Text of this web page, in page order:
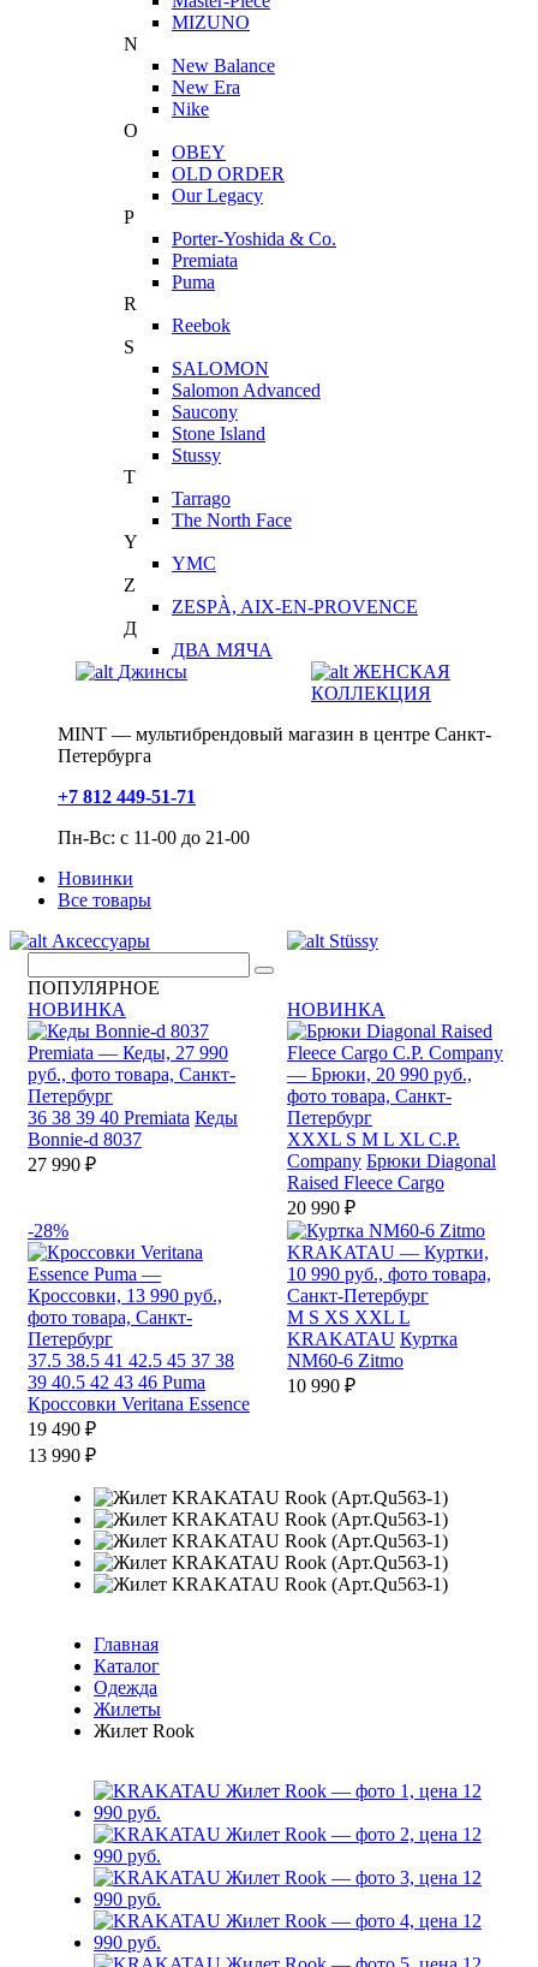
MIZUNO
N
New Balance
New Era
Nike
O
OBEY
OLD ORDER
Our Legacy
P
Porter-Yoshida & Co.
Premiata
Puma
R
Reebok
S
SALOMON
Salomon Advanced
Saucony
Stone Island
Stussy
T
Tarrago
The North Face
Y
YMC
Z
ZESPÀ, AIX-EN-PROVENCE
Д
ДВА МЯЧА
Джинсы
ЖЕНСКАЯ
КОЛЛЕКЦИЯ
MINT — мультибрендовый магазин в центре Санкт-
Петербурга
+7 812 449-51-71
Пн-Вс: с 11-00 до 21-00
Новинки
Все товары
Аксессуары
Stüssy
ПОПУЛЯРНОЕ
НОВИНКА
36 38 39 40 Premiata Кеды
Bonnie-d 8037
27 990 ₽
НОВИНКА
XXXL S M L XL C.P.
Company Брюки Diagonal
Raised Fleece Cargo
20 990 ₽
-28%
37.5 38.5 41 42.5 45 37 38
39 40.5 42 43 46 Puma
Кроссовки Veritana Essence
19 490 ₽
13 990 ₽
M S XS XXL L
KRAKATAU Куртка
NM60-6 Zitmo
10 990 ₽
Главная
Каталог
Одежда
Жилеты
Жилет Rook